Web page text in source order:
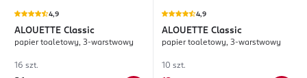
4,9
ALOUETTE Classic
papier toaletowy, 3-warstwowy
16 szt.
4,9
ALOUETTE Classic
papier toaletowy, 3-warstwowy
10 szt.